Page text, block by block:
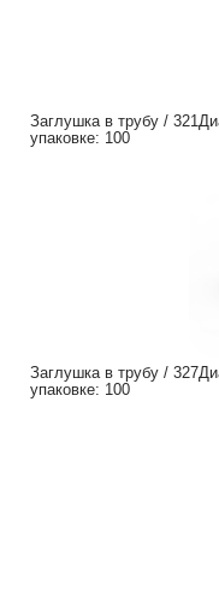
Заглушка в трубу /
упаковке: 100
Заглушка в трубу /
упаковке: 100